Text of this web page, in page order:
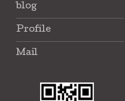
blog
Profile
Mail